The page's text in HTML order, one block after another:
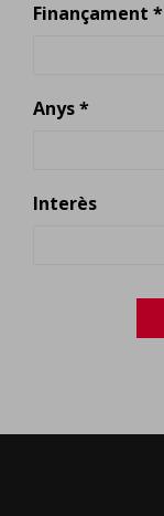
Finançament *
Anys *
Interès